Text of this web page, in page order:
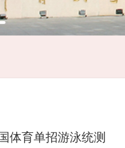
体育单招游泳统测